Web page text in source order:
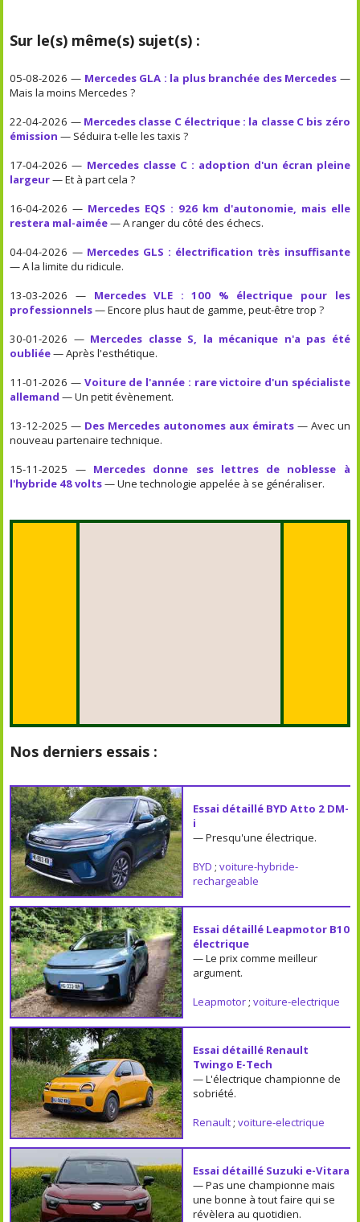
Sur le(s) même(s) sujet(s) :
05-08-2026 — Mercedes GLA : la plus branchée des Mercedes —
Mais la moins Mercedes ?
22-04-2026 — Mercedes classe C électrique : la classe C bis zéro
émission — Séduira t-elle les taxis ?
17-04-2026 — Mercedes classe C : adoption d'un écran pleine
largeur— Et à part cela ?
16-04-2026 — Mercedes EQS : 926 km d'autonomie, mais elle
restera mal-aimée— A ranger du côté des échecs.
04-04-2026 — Mercedes GLS : électrification très insuffisante
— A la limite du ridicule.
13-03-2026 — Mercedes VLE : 100 % électrique pour les
professionnels— Encore plus haut de gamme, peut-être trop ?
30-01-2026 — Mercedes classe S, la mécanique n'a pas été
oubliée— Après l'esthétique.
11-01-2026 — Voiture de l'année : rare victoire d'un spécialiste
allemand — Un petit évènement.
13-12-2025 — Des Mercedes autonomes aux émirats— Avec un
nouveau partenaire technique.
15-11-2025 — Mercedes donne ses lettres de noblesse à
l'hybride 48 volts— Une technologie appelée à se généraliser.
Nos derniers essais :
Essai détaillé BYD Atto 2 DM-
i
— Presqu'une électrique.
BYD ; voiture-hybride-
rechargeable
Essai détaillé Leapmotor B10
électrique
— Le prix comme meilleur
argument.
Leapmotor; voiture-electrique
Essai détaillé Renault
Twingo E-Tech
— L'électrique championne de
sobriété.
Renault; voiture-electrique
Essai détaillé Suzuki e-Vitara
— Pas une championne mais
une bonne à tout faire qui se
révèlera au quotidien.